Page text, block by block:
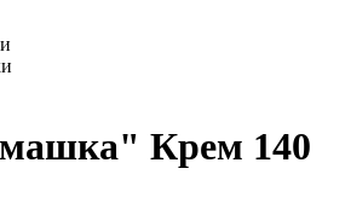
Крем 140